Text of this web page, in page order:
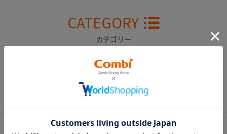
CATEGORY
カテゴリー
ベビーラック＆
抱っこひも